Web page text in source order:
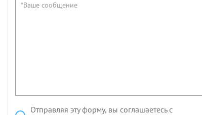
Отправляя эту форму, вы соглашаетесь с